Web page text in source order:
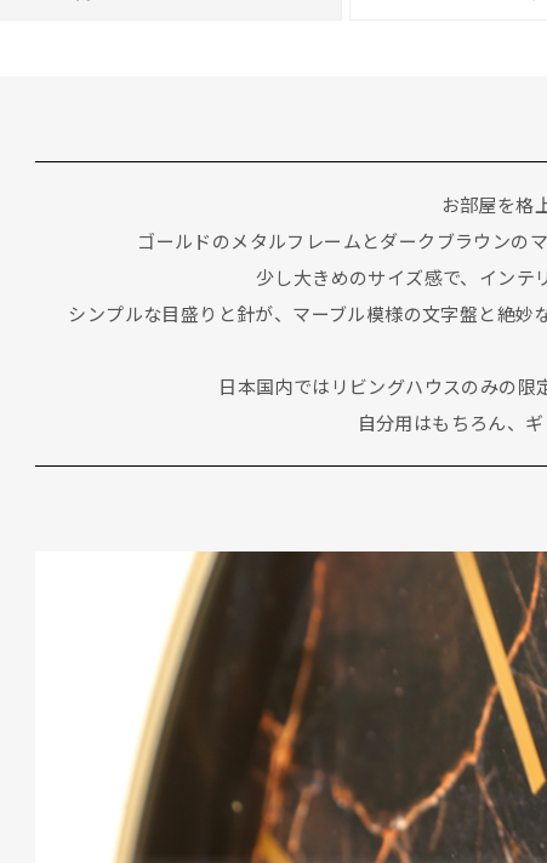
お部屋を格
ゴールドのメタルフレームとダークブラウンの
少し大きめのサイズ感で、インテ
シンプルな目盛りと針が、マーブル模様の文字盤と絶妙
日本国内ではリビングハウスのみの限
自分用はもちろん、